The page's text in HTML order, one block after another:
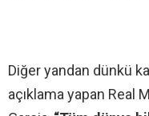
Diğer yandan dünkü
açıklama yapan Real